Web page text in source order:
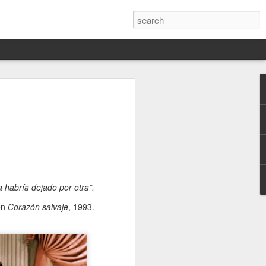
habría dejado por otra”.
Corazón salvaje, 1993.
alucinante
judío-